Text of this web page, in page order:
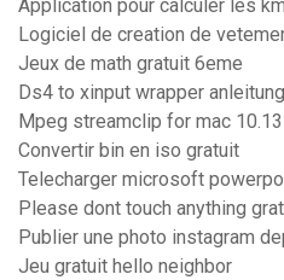
Application pour calculer les
Logiciel de creation de
Jeux de math gratuit 6eme
Ds4 to xinput wrapper anleitung
Mpeg streamclip for mac 10.13
Convertir bin en iso gratuit
Telecharger microsoft
Please dont touch anything
Publier une photo instagram
Jeu gratuit hello neighbor